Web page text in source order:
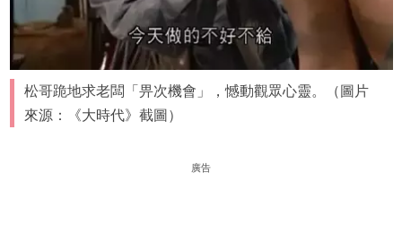
松哥跪地求老闆「畀次機會」，憾動觀眾心靈。（圖片
來源：《大時代》截圖）
廣告